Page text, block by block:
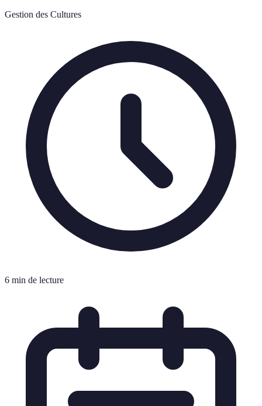
Gestion des Cultures
6 min de lecture